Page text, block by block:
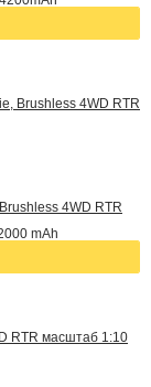
4WD RTR
mAh